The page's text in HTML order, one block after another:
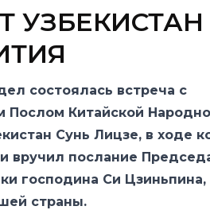
состоялась встреча с
Китайской
Сунь Лицзе, в ходе
вручил послание
господина Си Цзиньпина,
страны.